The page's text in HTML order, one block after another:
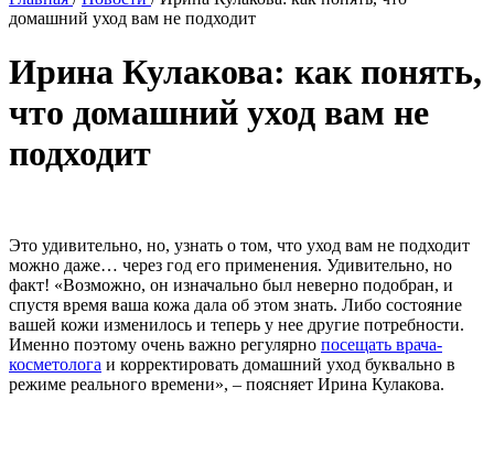
домашний уход вам не подходит
Ирина Кулакова: как понять,
что домашний уход вам не
подходит
Это удивительно, но, узнать о том, что уход вам не подходит
можно даже… через год его применения. Удивительно, но
факт! «Возможно, он изначально был неверно подобран, и
спустя время ваша кожа дала об этом знать. Либо состояние
вашей кожи изменилось и теперь у нее другие потребности.
Именно поэтому очень важно регулярно посещать врача-
косметолога и корректировать домашний уход буквально в
режиме реального времени», – поясняет Ирина Кулакова.